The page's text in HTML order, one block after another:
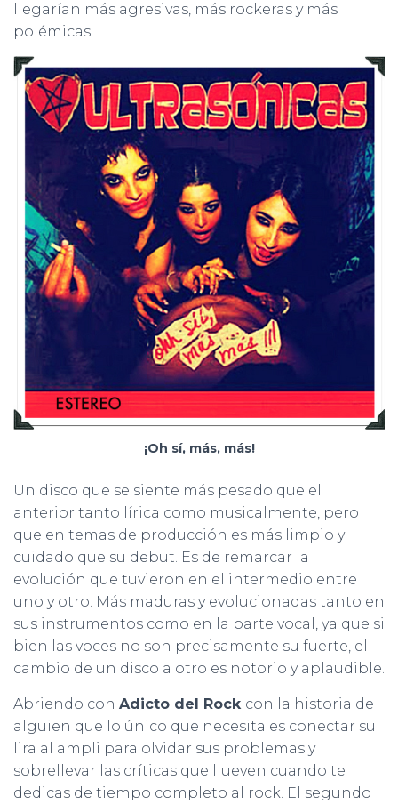
llegarían más agresivas, más rockeras y más
polémicas.
¡Oh sí, más, más!
Un disco que se siente más pesado que el
anterior tanto lírica como musicalmente, pero
que en temas de producción es más limpio y
cuidado que su debut. Es de remarcar la
evolución que tuvieron en el intermedio entre
uno y otro. Más maduras y evolucionadas tanto en
sus instrumentos como en la parte vocal, ya que si
bien las voces no son precisamente su fuerte, el
cambio de un disco a otro es notorio y aplaudible.
Abriendo con Adicto del Rock con la historia de
alguien que lo único que necesita es conectar su
lira al ampli para olvidar sus problemas y
sobrellevar las críticas que llueven cuando te
dedicas de tiempo completo al rock. El segundo